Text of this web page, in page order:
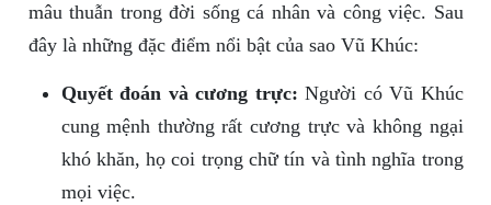
mâu thuẫn trong đời sống cá nhân và công việc. Sau
đây là những đặc điểm nổi bật của sao Vũ Khúc:
Quyết đoán và cương trực: Người có Vũ Khúc
cung mệnh thường rất cương trực và không ngại
khó khăn, họ coi trọng chữ tín và tình nghĩa trong
mọi việc.